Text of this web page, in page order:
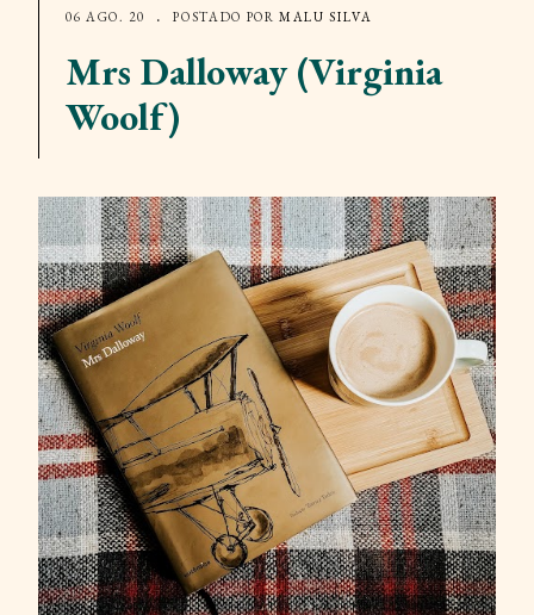
06 AGO. 20
POSTADO PORMALU SILVA
Mrs Dalloway (Virginia
Woolf)